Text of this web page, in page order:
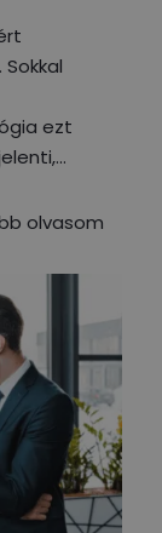
ezt
olvasom